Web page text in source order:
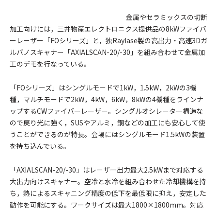
金属やセラミックスの切断
加工向けには，三井物産エレクトロニクス提供品の8kWファイバ
ーレーザー「FOシリーズ」と，独Raylase製の高出力・高速3Dガ
ルバノスキャナー「AXIALSCAN-20/-30」を組み合わせて金属加
工のデモを行なっている。
「FOシリーズ」はシングルモードで1kW，1.5kW，2kWの3機
種，マルチモードで2kW，4kW，6kW，8kWの4機種をラインナ
ップするCWファイバーレーザー。シングルオシレーター構造な
ので戻り光に強く，SUSやアルミ，銅などの加工にも安心して使
うことができるのが特長。会場にはシングルモード1.5kWの装置
を持ち込んでいる。
「AXIALSCAN-20/-30」はレーザー出力最大2.5kWまで対応する
大出力向けスキャナー。空冷と水冷を組み合わせた冷却機構を持
ち，熱によるスキャニング精度の低下を最低限に抑え，安定した
動作を可能にする。ワークサイズは最大1800×1800mm。対応